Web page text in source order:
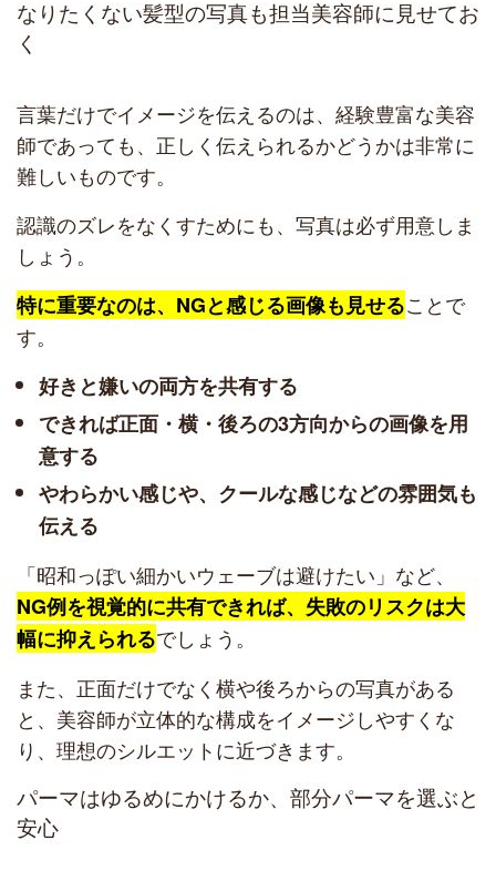
なりたくない髪型の写真も担当美容師に見せてお
く
言葉だけでイメージを伝えるのは、経験豊富な美容
師であっても、正しく伝えられるかどうかは非常に
難しいものです。
認識のズレをなくすためにも、写真は必ず用意しま
しょう。
特に重要なのは、NGと感じる画像も見せることで
す。
好きと嫌いの両方を共有する
できれば正面・横・後ろの3方向からの画像を用
意する
やわらかい感じや、クールな感じなどの雰囲気も
伝える
「昭和っぽい細かいウェーブは避けたい」など、
NG例を視覚的に共有できれば、失敗のリスクは大
幅に抑えられるでしょう。
また、正面だけでなく横や後ろからの写真がある
と、美容師が立体的な構成をイメージしやすくな
り、理想のシルエットに近づきます。
パーマはゆるめにかけるか、部分パーマを選ぶと
安心